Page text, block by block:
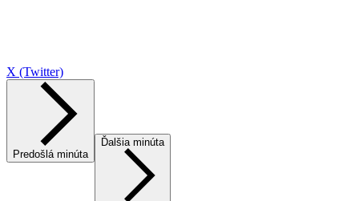
X (Twitter)
Predošlá minúta
Ďalšia minúta